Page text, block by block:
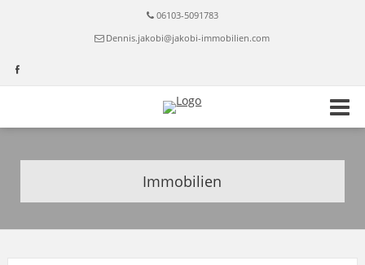
06103-5091783
Dennis.jakobi@jakobi-immobilien.com
Immobilien